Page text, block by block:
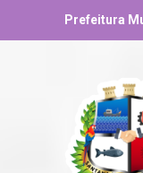
Prefeitura